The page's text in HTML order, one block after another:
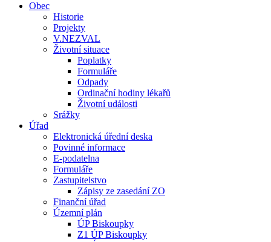
Obec
Historie
Projekty
V.NEZVAL
Životní situace
Poplatky
Formuláře
Odpady
Ordinační hodiny lékařů
Životní události
Srážky
Úřad
Elektronická úřední deska
Povinné informace
E-podatelna
Formuláře
Zastupitelstvo
Zápisy ze zasedání ZO
Finanční úřad
Územní plán
ÚP Biskoupky
Z1 ÚP Biskoupky